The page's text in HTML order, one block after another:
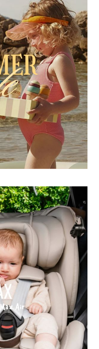
Opas
osoitteessa